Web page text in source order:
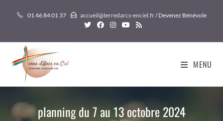
01 46 84 01 37 accueil@terredarcs-enciel.fr/ Devenez Bénévole
MENU
planning du 7 au 13 octobre 2024